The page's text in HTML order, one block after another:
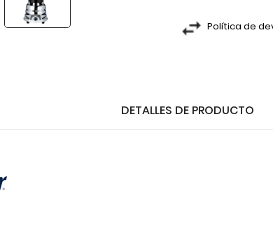
S/491.80
JARRA HOOP 1500cc.
S/9.90S/24.20
Política de
DETALLES DE PRODUCTO